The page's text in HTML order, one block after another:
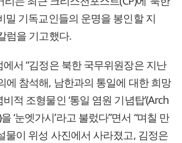
밀 기독교인들의 운명을 봉인할 지
럼을 기고했다.
서 “김정은 북한 국무위원장은 지난
에 참석해, 남한과의 통일에 대한 희망
적 조형물인 ‘통일 염원 기념탑’(Arch
‘눈엣가시’라고 불렀다”면서 “며칠 만
물이 위성 사진에서 사라졌고, 김정은